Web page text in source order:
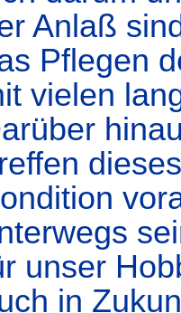
Anlaß
Pflegen
vielen
unser
in